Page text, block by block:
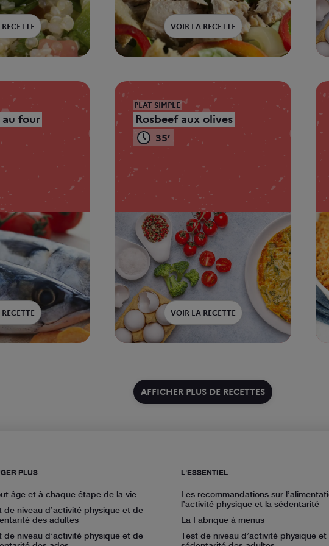
VOIR LA RECETTE
au four
PLAT SIMPLE
Rosbeef aux olives
35’
VOIR LA RECETTE
AFFICHER PLUS DE RECETTES
PLUS
âge et à chaque étape de la vie
de niveau d’activité physique et de
des adultes
de niveau d’activité physique et de
L'ESSENTIEL
Les recommandations sur
l’activité physique et la sédentarité
La Fabrique à menus
Test de niveau d’activité physique et